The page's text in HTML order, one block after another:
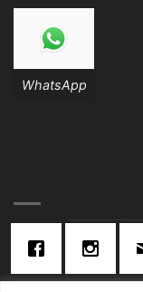
WhatsApp